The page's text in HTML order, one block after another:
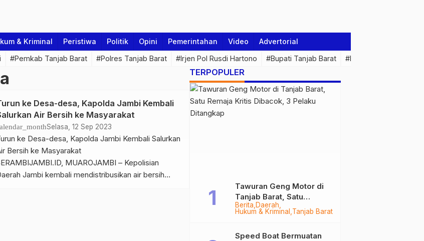
& Kriminal Peristiwa Politik Opini Pemerintahan Video Advertorial
#Pemkab Tanjab Barat #Polres Tanjab Barat #Irjen Pol Rusdi Hartono #Bupati Tanjab Barat #Pemprov Jambi
ke Desa-desa, Kapolda Jambi Kembali
Air Bersih ke Masyarakat
Selasa, 12 Sep 2023
ke Desa-desa, Kapolda Jambi Kembali Salurkan
Bersih ke Masyarakat
MUAROJAMBI – Kepolisian
Jambi kembali mendistribusikan air bersih
TERPOPULER
Berita Daerah
Hukum & Kriminal Tanjab Barat
Tawuran Geng Motor di
Tanjab Barat, Satu
Remaja Kritis Dibacok, 3
Pelaku Ditangkap
Speed Boat Bermuatan